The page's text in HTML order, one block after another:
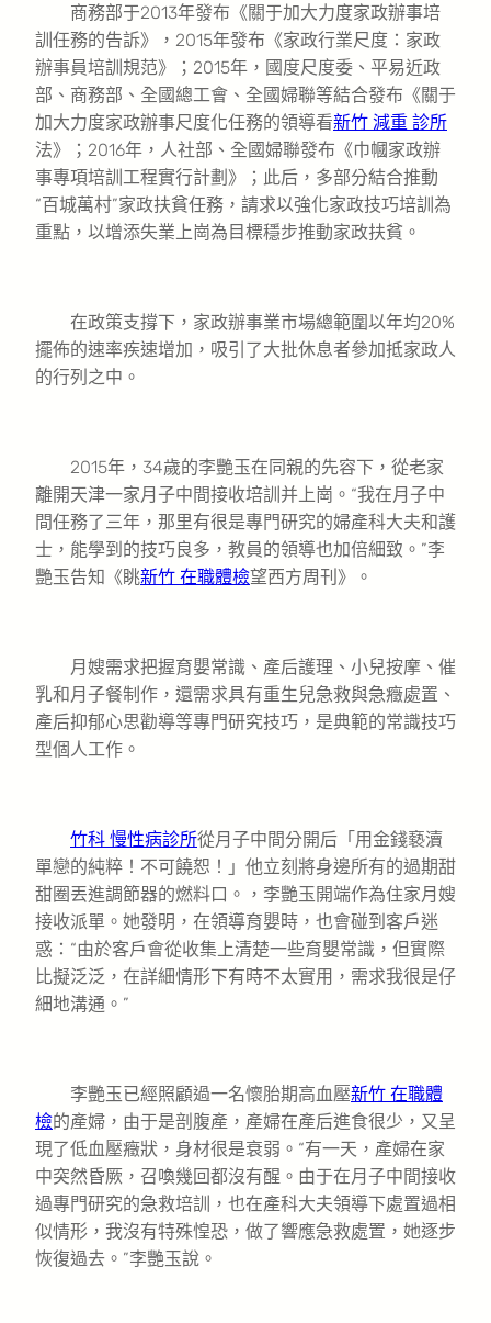
商務部于2013年發布《關于加大力度家政辦事培
訓任務的告訴》，2015年發布《家政行業尺度：家政
辦事員培訓規范》；2015年，國度尺度委、平易近政
部、商務部、全國總工會、全國婦聯等結合發布《關于
加大力度家政辦事尺度化任務的領導看新竹 減重 診所
法》；2016年，人社部、全國婦聯發布《巾幗家政辦
事專項培訓工程實行計劃》；此后，多部分結合推動
“百城萬村”家政扶貧任務，請求以強化家政技巧培訓為
重點，以增添失業上崗為目標穩步推動家政扶貧。
在政策支撐下，家政辦事業市場總範圍以年均20%
擺佈的速率疾速增加，吸引了大批休息者參加抵家政人
的行列之中。
2015年，34歲的李艷玉在同親的先容下，從老家
離開天津一家月子中間接收培訓并上崗。“我在月子中
間任務了三年，那里有很是專門研究的婦產科大夫和護
士，能學到的技巧良多，教員的領導也加倍細致。”李
艷玉告知《眺新竹 在職體檢望西方周刊》。
月嫂需求把握育嬰常識、產后護理、小兒按摩、催
乳和月子餐制作，還需求具有重生兒急救與急癥處置、
產后抑郁心思勸導等專門研究技巧，是典範的常識技巧
型個人工作。
竹科 慢性病診所從月子中間分開后「用金錢褻瀆
單戀的純粹！不可饒恕！」他立刻將身邊所有的過期甜
甜圈丟進調節器的燃料口。，李艷玉開端作為住家月嫂
接收派單。她發明，在領導育嬰時，也會碰到客戶迷
惑：“由於客戶會從收集上清楚一些育嬰常識，但實際
比擬泛泛，在詳細情形下有時不太實用，需求我很是仔
細地溝通。”
李艷玉已經照顧過一名懷胎期高血壓新竹 在職體
檢的產婦，由于是剖腹產，產婦在產后進食很少，又呈
現了低血壓癥狀，身材很是衰弱。“有一天，產婦在家
中突然昏厥，召喚幾回都沒有醒。由于在月子中間接收
過專門研究的急救培訓，也在產科大夫領導下處置過相
似情形，我沒有特殊惶恐，做了響應急救處置，她逐步
恢復過去。”李艷玉說。